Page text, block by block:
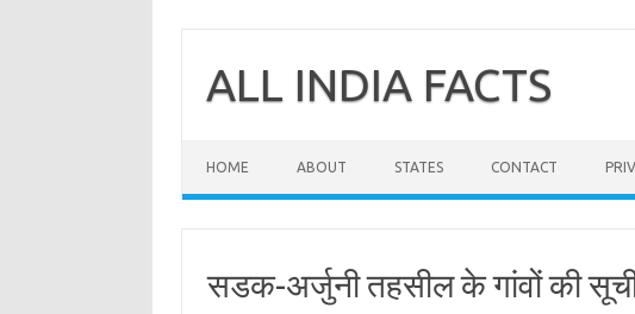
contentALL INDIA FACTS
HOME ABOUT STATES CONTACT
सडक-अर्जुनी तहसील के गांवों की